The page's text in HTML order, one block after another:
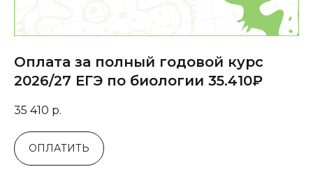
Оплата за полный годовой курс
2026/27 ЕГЭ по биологии 35.410₽
35 410 р.
ОПЛАТИТЬ